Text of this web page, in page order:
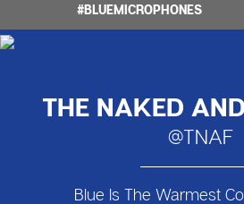
#BLUEMICROPHONES
THE NAKED
@TNAF
Blue Is The Warmest